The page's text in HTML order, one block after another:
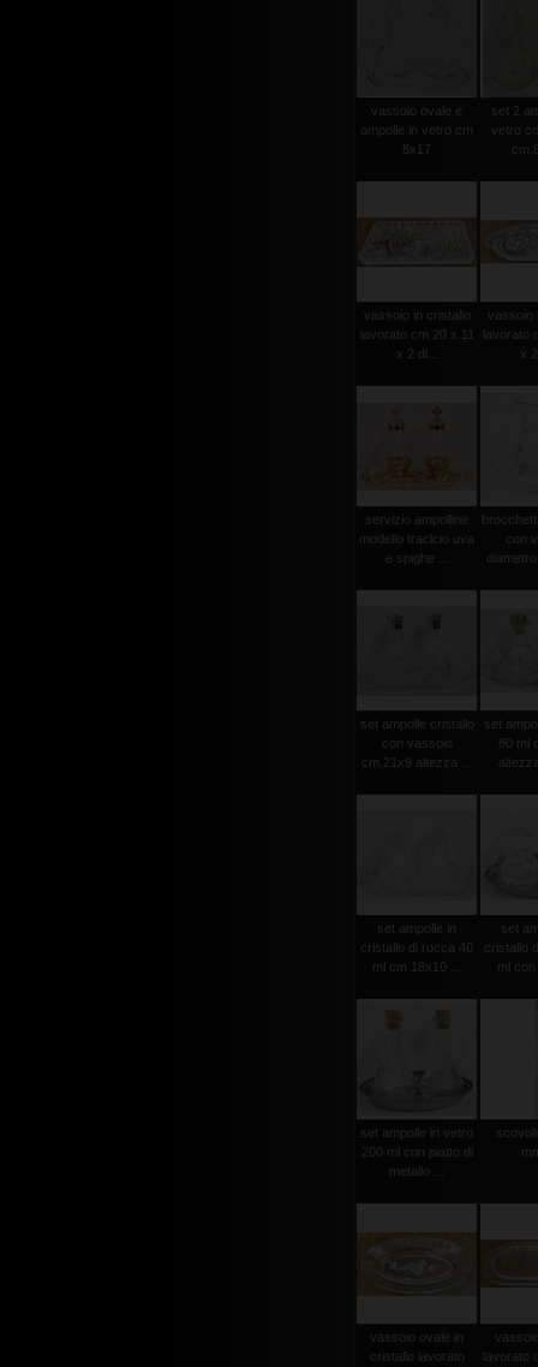
vassoio ovale e
ampolle in vetro cm
8x17
set 2
vetro
vassoio in cristallo
lavorato cm.20 x 11
x 2 di...
vassoio
lavorato
x
servizio ampolline
modello traclcio uva
e spighe ...
con
set ampolle cristallo
con vassoio
cm.21x9 altezza ...
set
80 ml
set ampolle in
cristallo di rocca 40
ml cm 18x10 ...
set
cristallo
ml
set ampolle in vetro
200 ml con piatto di
metallo ...
vassoio ovale in
cristallo lavorato
lavorato